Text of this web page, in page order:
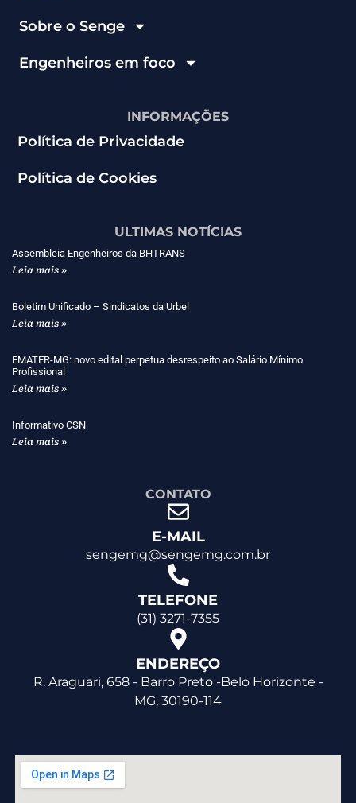
Sobre o Senge
Engenheiros em foco
INFORMAÇÕES
Política de Privacidade
Política de Cookies
ULTIMAS NOTÍCIAS
Assembleia Engenheiros da BHTRANS
Leia mais »
Boletim Unificado – Sindicatos da Urbel
Leia mais »
EMATER-MG: novo edital perpetua desrespeito ao Salário Mínimo
Profissional
Leia mais »
Informativo CSN
Leia mais »
CONTATO
E-MAIL
sengemg@sengemg.com.br
TELEFONE
(31) 3271-7355
ENDEREÇO
R. Araguari, 658 - Barro Preto -Belo Horizonte -
MG, 30190-114